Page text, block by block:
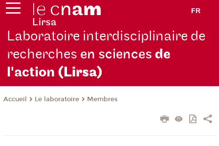
FR
Laboratoire interdisciplinaire de
recherches en sciencesde
l'action (Lirsa)
Accueil Le laboratoire Membres